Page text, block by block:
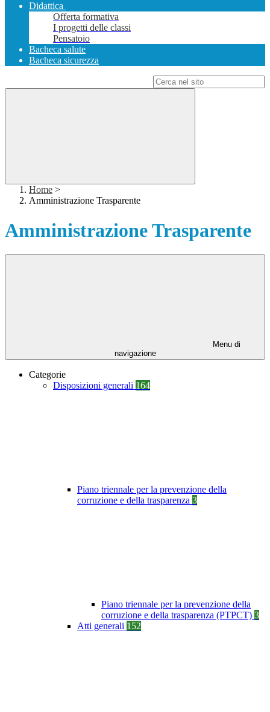
Didattica
Offerta formativa
I progetti delle classi
Pensatoio
Bacheca salute
Bacheca sicurezza
Home >
Amministrazione Trasparente
Amministrazione Trasparente
Menu di
navigazione
Categorie
Disposizioni generali 164
Piano triennale per la prevenzione della
corruzione e della trasparenza 3
Piano triennale per la prevenzione della
corruzione e della trasparenza (PTPCT) 3
Atti generali 152